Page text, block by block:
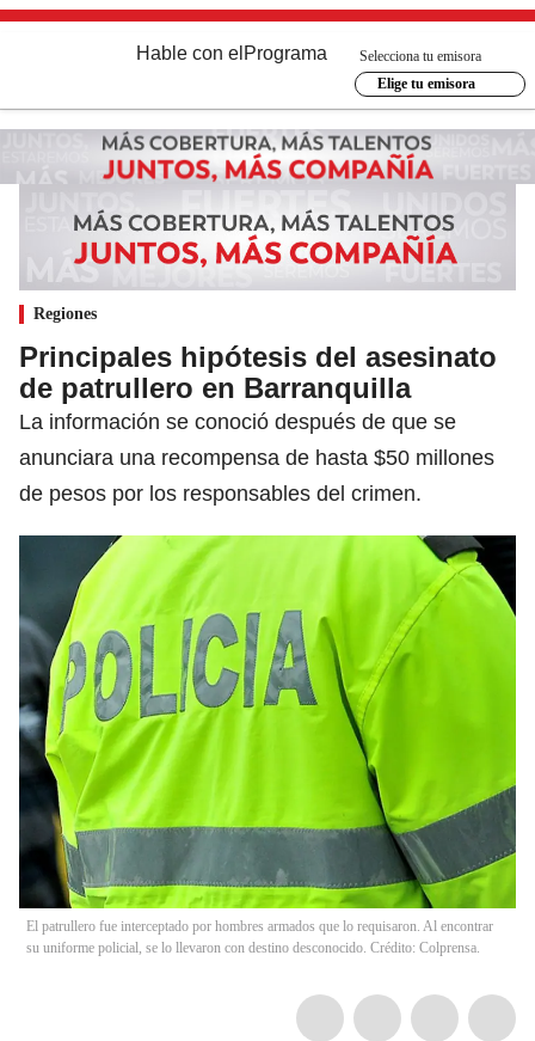
Hable con el Programa
Selecciona tu emisora
Elige tu emisora
Regiones
Principales hipótesis del asesinato
de patrullero en Barranquilla
La información se conoció después de que se
anunciara una recompensa de hasta $50 millones
de pesos por los responsables del crimen.
El patrullero fue interceptado por hombres armados que lo requisaron. Al encontrar
su uniforme policial, se lo llevaron con destino desconocido. Crédito: Colprensa.